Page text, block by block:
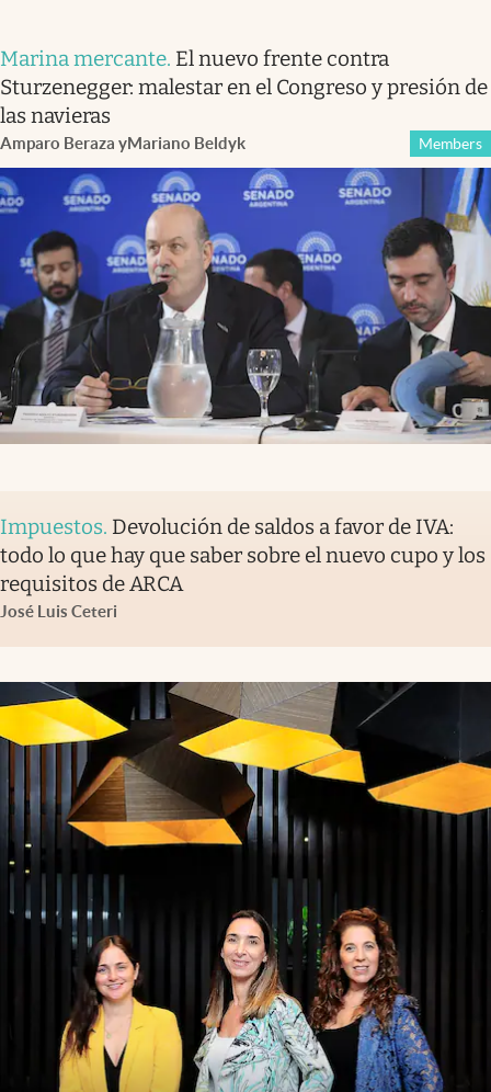
Marina mercante. El nuevo frente contra
Sturzenegger: malestar en el Congreso y presión de
las navieras
Amparo Beraza yMariano Beldyk Members
Impuestos. Devolución de saldos a favor de IVA:
todo lo que hay que saber sobre el nuevo cupo y los
requisitos de ARCA
José Luis Ceteri